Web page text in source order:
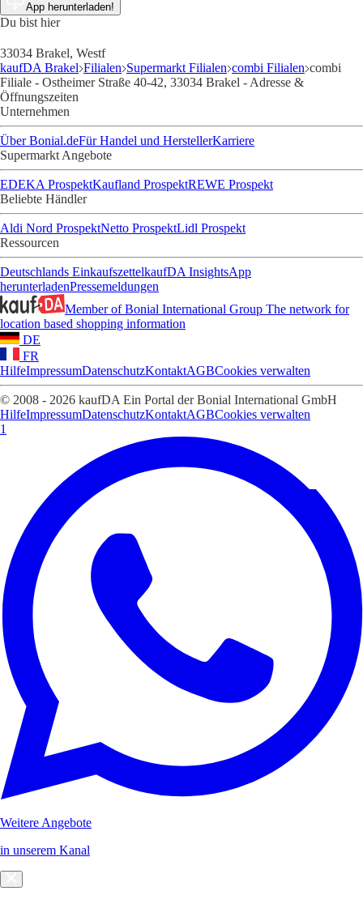
App herunterladen!
Du bist hier
33034 Brakel, Westf
kaufDA Brakel Filialen Supermarkt Filialen combi Filialen combi
Filiale - Ostheimer Straße 40-42, 33034 Brakel - Adresse &
Öffnungszeiten
Unternehmen
Über Bonial.deFür Handel und HerstellerKarriere
Supermarkt Angebote
EDEKA ProspektKaufland ProspektREWE Prospekt
Beliebte Händler
Aldi Nord ProspektNetto ProspektLidl Prospekt
Ressourcen
Deutschlands EinkaufszettelkaufDA InsightsApp
herunterladenPressemeldungen
Member of Bonial International Group The network for
location based shopping information
DE
FR
HilfeImpressumDatenschutzKontaktAGBCookies verwalten
© 2008 - 2026 kaufDA Ein Portal der Bonial International GmbH
HilfeImpressumDatenschutzKontaktAGBCookies verwalten
1
Weitere Angebote
in unserem Kanal